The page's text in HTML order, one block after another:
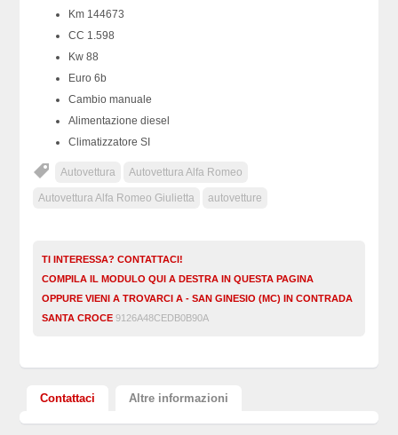
Km 144673
CC 1.598
Kw 88
Euro 6b
Cambio manuale
Alimentazione diesel
Climatizzatore SI
Autovettura Autovettura Alfa Romeo
Autovettura Alfa Romeo Giulietta autovetture
TI INTERESSA? CONTATTACI!
COMPILA IL MODULO QUI A DESTRA IN QUESTA PAGINA
OPPURE VIENI A TROVARCI A - SAN GINESIO (MC) IN CONTRADA
SANTA CROCE9126A48CEDB0B90A
Contattaci Altre informazioni